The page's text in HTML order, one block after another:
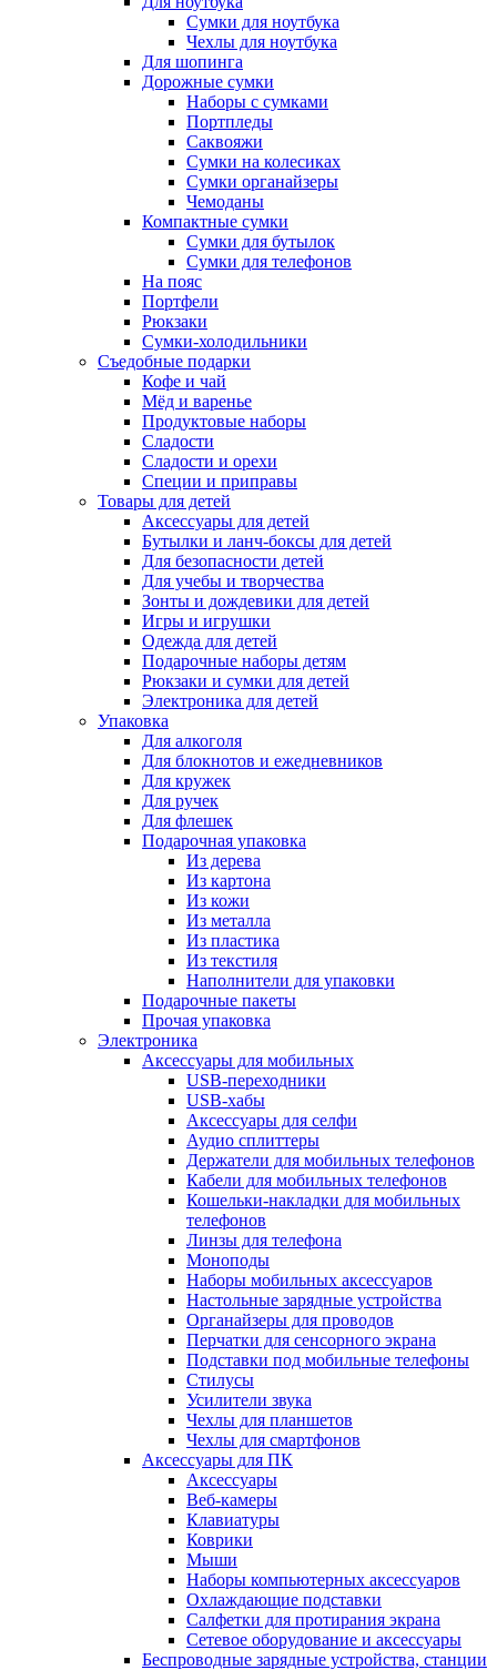
Сумки для ноутбука
Чехлы для ноутбука
Для шопинга
Дорожные сумки
Наборы с сумками
Портпледы
Саквояжи
Сумки на колесиках
Сумки органайзеры
Чемоданы
Компактные сумки
Сумки для бутылок
Сумки для телефонов
На пояс
Портфели
Рюкзаки
Сумки-холодильники
Съедобные подарки
Кофе и чай
Мёд и варенье
Продуктовые наборы
Сладости
Сладости и орехи
Специи и приправы
Товары для детей
Аксессуары для детей
Бутылки и ланч-боксы для детей
Для безопасности детей
Для учебы и творчества
Зонты и дождевики для детей
Игры и игрушки
Одежда для детей
Подарочные наборы детям
Рюкзаки и сумки для детей
Электроника для детей
Упаковка
Для алкоголя
Для блокнотов и ежедневников
Для кружек
Для ручек
Для флешек
Подарочная упаковка
Из дерева
Из картона
Из кожи
Из металла
Из пластика
Из текстиля
Наполнители для упаковки
Подарочные пакеты
Прочая упаковка
Электроника
Аксессуары для мобильных
USB-переходники
USB-хабы
Аксессуары для селфи
Аудио сплиттеры
Держатели для мобильных телефонов
Кабели для мобильных телефонов
Кошельки-накладки для мобильных
телефонов
Линзы для телефона
Моноподы
Наборы мобильных аксессуаров
Настольные зарядные устройства
Органайзеры для проводов
Перчатки для сенсорного экрана
Подставки под мобильные телефоны
Стилусы
Усилители звука
Чехлы для планшетов
Чехлы для смартфонов
Аксессуары для ПК
Аксессуары
Веб-камеры
Клавиатуры
Коврики
Мыши
Наборы компьютерных аксессуаров
Охлаждающие подставки
Салфетки для протирания экрана
Сетевое оборудование и аксессуары
Беспроводные зарядные устройства, станции